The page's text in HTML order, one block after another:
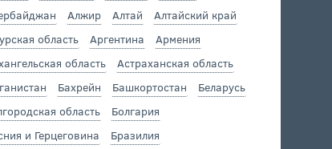
Алжир Алтай
Алтайский край
область
Аргентина
Армения
область
Астраханская область
Бахрейн Башкортостан
Беларусь
область
Болгария
и Герцеговина
Бразилия